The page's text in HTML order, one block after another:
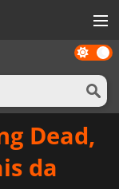
Dark
mode
Dead,
da